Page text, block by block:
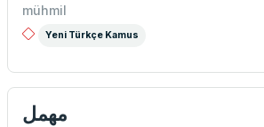
mühmil
Yeni Türkçe Kamus
مهمل